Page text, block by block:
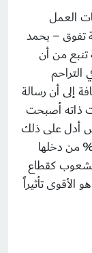
العمل
تفوق – بحمد
تنبع من أن
التراحم
إلى أن رسالة
ذاته أصبحت
أدل على ذلك
بأن حكومة المملكة تصرف نحو 6% من دخلها
كقطاع
تأثيراً